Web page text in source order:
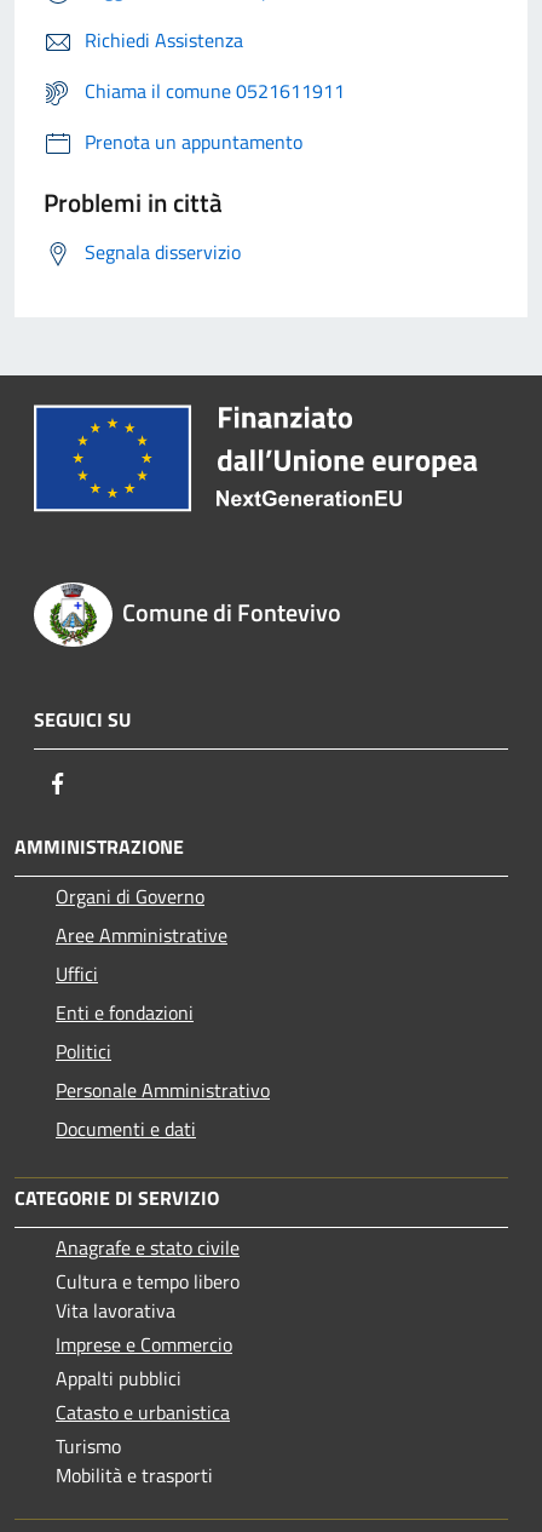
Richiedi Assistenza
Chiama il comune 0521611911
Prenota un appuntamento
Problemi in città
Segnala disservizio
Comune di Fontevivo
SEGUICI SU
AMMINISTRAZIONE
Organi di Governo
Aree Amministrative
Uffici
Enti e fondazioni
Politici
Personale Amministrativo
Documenti e dati
CATEGORIE DI SERVIZIO
Anagrafe e stato civile
Cultura e tempo libero
Vita lavorativa
Imprese e Commercio
Appalti pubblici
Catasto e urbanistica
Turismo
Mobilità e trasporti